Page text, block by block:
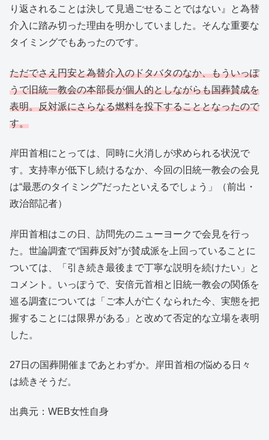
り返されることは決して見過ごせることではない』と為替
介入に踏み切った理由を明かしていました。そんな重要な
タイミングでもあったのです。
ただでさえ円安と為替介入のドタバタのなか、もういっぽ
うで旧統一教会の本部長が個人的としながらも国葬賛成を
表明。反対派にさらなる燃料を投下することとなったので
す。
岸田首相にとっては、同時に火消しが求められる状況で
す。支持率が低下し続けるなか、今回の旧統一教会の会見
は“最悪のタイミング”だったといえるでしょう」（前出・
政治部記者）
岸田首相はこの日、訪問先のニューヨークで会見を行っ
た。世論調査で“国葬反対”が賛成派を上回っていることに
ついては、「引き続き最後まで丁寧な説明を続けたい」と
コメント。いっぽうで、安倍元首相と旧統一教会の関係を
巡る調査については「ご本人が亡くなられた今、実態を把
握することには限界がある」と改めて否定的な立場を表明
した。
27日の国葬開催まであとわずか。岸田首相の悩める日々
は続きそうだ。
出典元：WEB女性自身